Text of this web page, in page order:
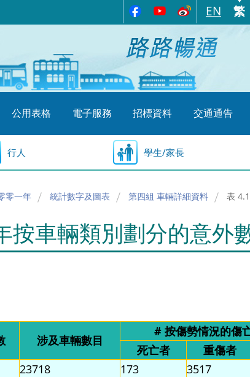
EN 繁
公用表格 電子服務 招標資料 交通通告
行人 學生/家長
零一年 統計數字及圖表 第四組 車輛詳細資料 表
按車輛類別劃分的意外
涉及車輛數目
# 按傷勢情況的傷
死亡者 重傷者
23718 173 3517